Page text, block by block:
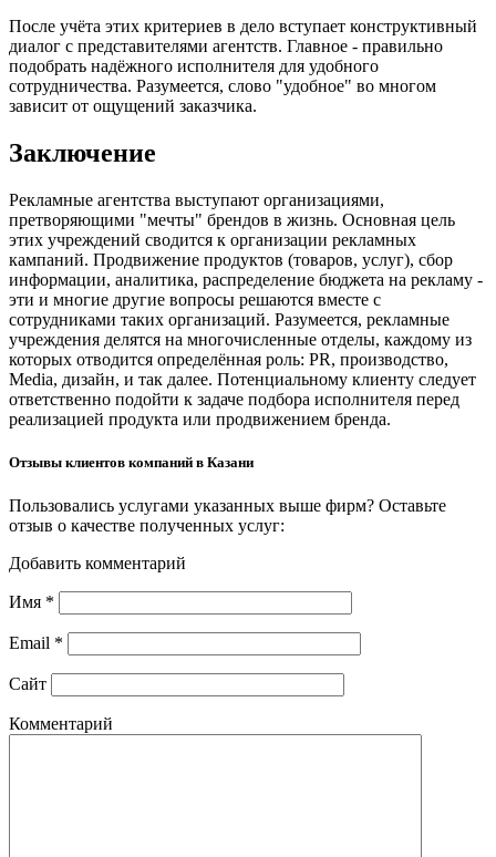
После учёта этих критериев в дело вступает конструктивный
диалог с представителями агентств. Главное - правильно
подобрать надёжного исполнителя для удобного
сотрудничества. Разумеется, слово "удобное" во многом
зависит от ощущений заказчика.
Заключение
Рекламные агентства выступают организациями,
претворяющими "мечты" брендов в жизнь. Основная цель
этих учреждений сводится к организации рекламных
кампаний. Продвижение продуктов (товаров, услуг), сбор
информации, аналитика, распределение бюджета на рекламу -
эти и многие другие вопросы решаются вместе с
сотрудниками таких организаций. Разумеется, рекламные
учреждения делятся на многочисленные отделы, каждому из
которых отводится определённая роль: PR, производство,
Media, дизайн, и так далее. Потенциальному клиенту следует
ответственно подойти к задаче подбора исполнителя перед
реализацией продукта или продвижением бренда.
Отзывы клиентов компаний в Казани
Пользовались услугами указанных выше фирм? Оставьте
отзыв о качестве полученных услуг:
Добавить комментарий
Имя *
Email *
Сайт
Комментарий